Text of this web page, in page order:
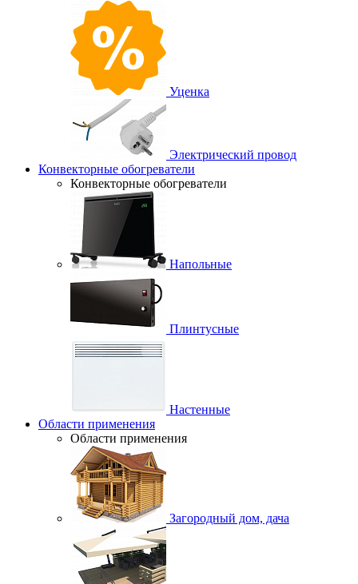
Уценка
Электрический провод
Конвекторные обогреватели
Конвекторные обогреватели
Напольные
Плинтусные
Настенные
Области применения
Области применения
Загородный дом, дача